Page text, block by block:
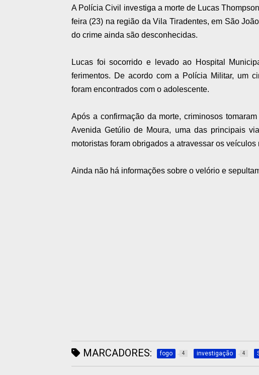
A Polícia Civil investiga a morte de Lucas
feira (23) na região da Vila Tiradentes, em São
do crime ainda são desconhecidas.
Lucas foi socorrido e levado ao Hospital
ferimentos. De acordo com a Polícia Militar, um
foram encontrados com o adolescente.
Após a confirmação da morte, criminosos
Avenida Getúlio de Moura, uma das principais
motoristas foram obrigados a atravessar os
Ainda não há informações sobre o velório e
MARCADORES: fogo 4 investigação 4